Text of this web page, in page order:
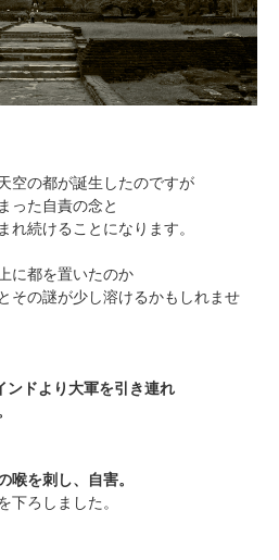
空の都が誕生したのですが
った自責の念と
れ続けることになります。
に都を置いたのか
その謎が少し溶けるかもしれませ
ンドより大軍を引き連れ
喉を刺し、自害。
下ろしました。